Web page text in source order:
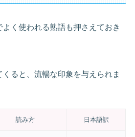
く使われる熟語も押さえておき
ると、流暢な印象を与えられま
読み方 日本語訳